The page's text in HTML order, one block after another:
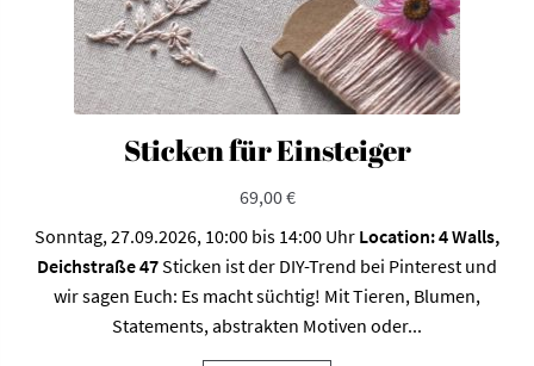
Sticken für Einsteiger
69,00€
Sonntag, 27.09.2026, 10:00 bis 14:00 Uhr Location: 4 Walls,
Deichstraße 47Sticken ist der DIY-Trend bei Pinterest und
wir sagen Euch: Es macht süchtig! Mit Tieren, Blumen,
Statements, abstrakten Motiven oder...